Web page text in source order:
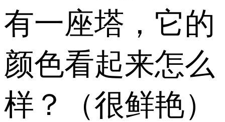
有一座塔，它的
颜色看起来怎么
样？（很鲜艳）